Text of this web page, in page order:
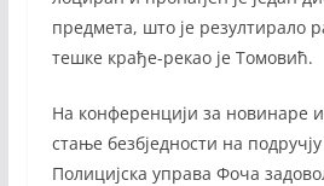
предмета, што је резултирало
тешке крађе-рекао је Томовић.
На конференцији за новинаре
стање безбједности на
Полицијска управа Фоча